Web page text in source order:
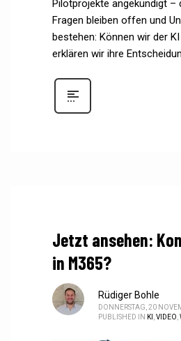
Pilotprojekte angekündigt –
Fragen bleiben offen und
bestehen: Können wir der
erklären wir ihre
Jetzt ansehen:
in M365?
Rüdiger Bohle
DONNERSTAG, 20
PUBLISHED IN KI VIDEO